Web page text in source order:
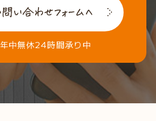
年中無休24時間承り中